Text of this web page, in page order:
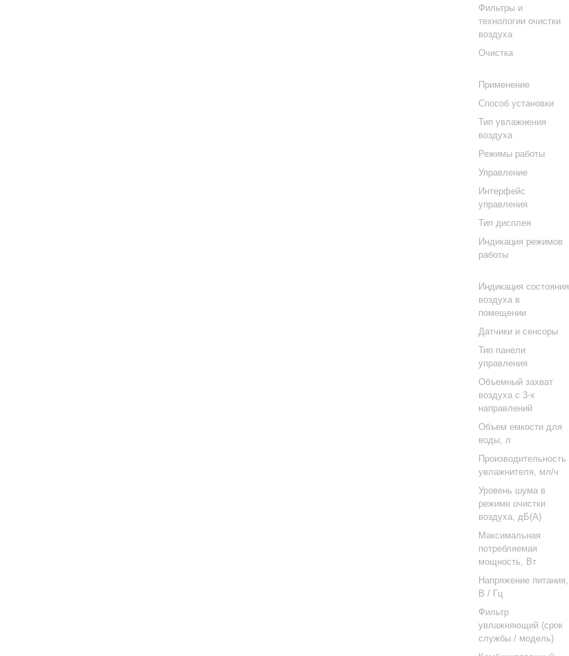
Фильтры и
технологии очистки
воздуха
Очистка
Применение
Способ установки
Тип увлажнения
воздуха
Режимы работы
Управление
Интерфейс
управления
Тип дисплея
Индикация режимов
работы
Индикация состояния
воздуха в
помещении
Датчики и сенсоры
Тип панели
управления
Объемный захват
воздуха с 3-х
направлений
Объем емкости для
воды, л
Производительность
увлажнителя, мл/ч
Уровень шума в
режиме очистки
воздуха, дБ(А)
Максимальная
потребляемая
мощность, Вт
Напряжение питания,
В / Гц
Фильтр
увлажняющий (срок
службы / модель)